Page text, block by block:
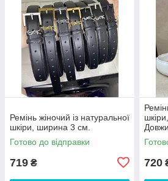
Ремінь жіночий із натуральної
шкіри, ширина 3 см.
Готово до відправки
719 ₴ 720